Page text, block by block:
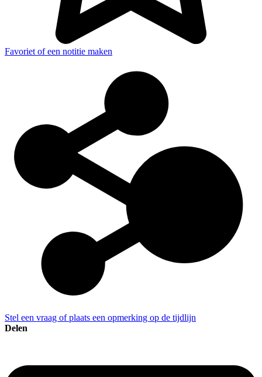
Favoriet of een notitie maken
Stel een vraag of plaats een opmerking op de tijdlijn
Delen